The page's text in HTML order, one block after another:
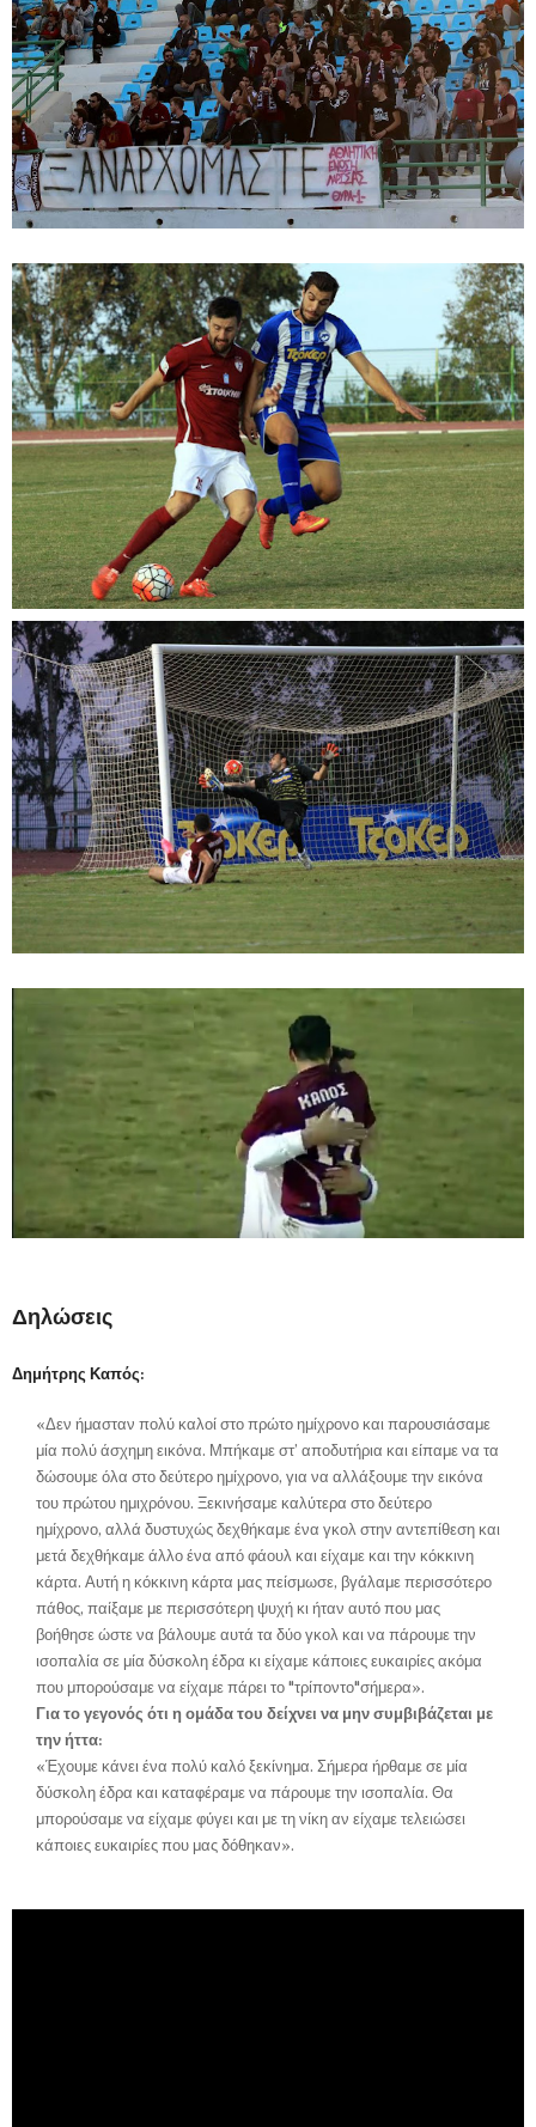
Δηλώσεις
Δημήτρης Καπός:
«Δεν ήμασταν πολύ καλοί στο πρώτο ημίχρονο και παρουσιάσαμε
μία πολύ άσχημη εικόνα. Μπήκαμε στ’ αποδυτήρια και είπαμε να τα
δώσουμε όλα στο δεύτερο ημίχρονο, για να αλλάξουμε την εικόνα
του πρώτου ημιχρόνου. Ξεκινήσαμε καλύτερα στο δεύτερο
ημίχρονο, αλλά δυστυχώς δεχθήκαμε ένα γκολ στην αντεπίθεση και
μετά δεχθήκαμε άλλο ένα από φάουλ και είχαμε και την κόκκινη
κάρτα. Αυτή η κόκκινη κάρτα μας πείσμωσε, βγάλαμε περισσότερο
πάθος, παίξαμε με περισσότερη ψυχή κι ήταν αυτό που μας
βοήθησε ώστε να βάλουμε αυτά τα δύο γκολ και να πάρουμε την
ισοπαλία σε μία δύσκολη έδρα κι είχαμε κάποιες ευκαιρίες ακόμα
που μπορούσαμε να είχαμε πάρει το "τρίποντο"σήμερα».
Για το γεγονός ότι η ομάδα του δείχνει να μην συμβιβάζεται με
την ήττα:
«Έχουμε κάνει ένα πολύ καλό ξεκίνημα. Σήμερα ήρθαμε σε μία
δύσκολη έδρα και καταφέραμε να πάρουμε την ισοπαλία. Θα
μπορούσαμε να είχαμε φύγει και με τη νίκη αν είχαμε τελειώσει
κάποιες ευκαιρίες που μας δόθηκαν».